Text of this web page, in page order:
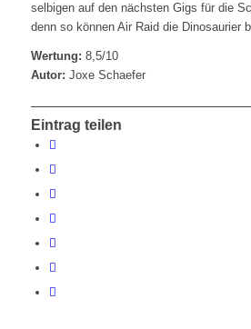
selbigen auf den nächsten Gigs für die
denn so können Air Raid die Dinosaurier
Wertung: 8,5/10
Autor: Joxe Schaefer
Eintrag teilen